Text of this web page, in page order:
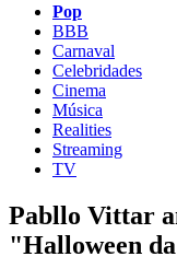
Pop
BBB
Carnaval
Celebridades
Cinema
Música
Realities
Streaming
TV
Pabllo Vittar
"Halloween